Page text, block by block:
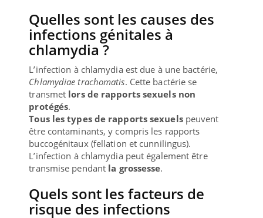
Quelles sont les causes des
infections génitales à
chlamydia ?
L’infection à chlamydia est due à une bactérie,
Chlamydiae trachomatis. Cette bactérie se
transmet lors de rapports sexuels non
protégés.
Tous les types de rapports sexuelspeuvent
être contaminants, y compris les rapports
buccogénitaux (fellation et cunnilingus).
L’infection à chlamydia peut également être
transmise pendant la grossesse.
Quels sont les facteurs de
risque des infections